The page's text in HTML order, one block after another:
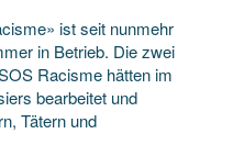
ist seit nunmehr
in Betrieb. Die zwei
Racisme hätten im
bearbeitet und
Tätern und